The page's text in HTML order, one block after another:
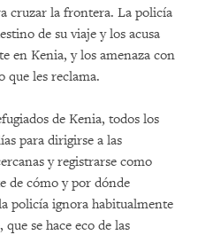
cruzar la frontera. La policía
de su viaje y los acusa
en Kenia, y los amenaza con
que les reclama.
de Kenia, todos los
para dirigirse a las
y registrarse como
de cómo y por dónde
policía ignora habitualmente
se hace eco de las